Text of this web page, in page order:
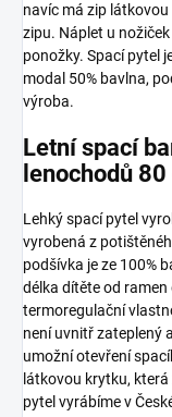
navíc má zip
zipu. Náplet u
ponožky. Spací pytel
modal 50% bavlna,
výroba.
Letní spací
lenochodů 80
Lehký spací pytel
vyrobená z
podšívka je ze 100%
délka dítěte od
termoregulační
není uvnitř zateplený
umožní otevření
látkovou krytku,
pytel vyrábíme v